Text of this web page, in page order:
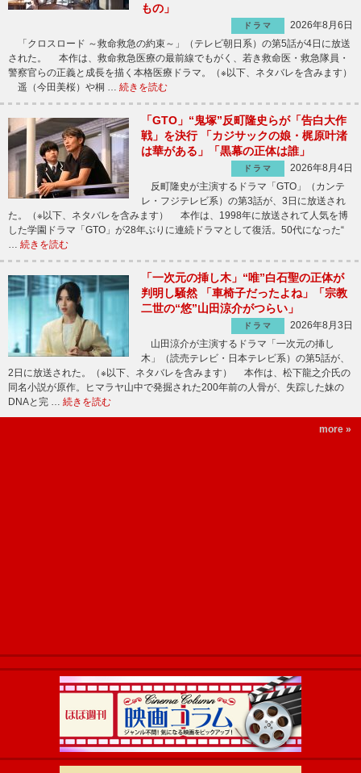
もの」
ドラマ
2026年8月6日
「クロスロード ～救命救急の約束～」（テレビ朝日系）の第5話が4日に放送
された。 本作は、救命救急医療の最前線でもがく、若き救命医・救急隊員・
警察官らの正義と成長を描く本格医療ドラマ。（※以下、ネタバレを含みます）
遥（今田美桜）や桐 … 続きを読む
「GTO」“鬼塚”反町隆史らが「告白大作
戦」を決行 「カジサックの娘・梶原叶渚
は華がある」「黒幕の正体は誰」
ドラマ
2026年8月4日
反町隆史が主演するドラマ「GTO」（カンテ
レ・フジテレビ系）の第3話が、3日に放送され
た。（※以下、ネタバレを含みます） 本作は、1998年に放送されて人気を博
した学園ドラマ「GTO」が28年ぶりに連続ドラマとして復活。50代になった“
続きを読む
「一次元の挿し木」“唯”白石聖の正体が
判明し騒然 「車椅子だったよね」「宗教
二世の“悠”山田涼介がつらい」
ドラマ
2026年8月3日
山田涼介が主演するドラマ「一次元の挿し
木」（読売テレビ・日本テレビ系）の第5話が、
2日に放送された。（※以下、ネタバレを含みます） 本作は、松下龍之介氏の
同名小説が原作。ヒマラヤ山中で発掘された200年前の人骨が、失踪した妹の
DNAと完 … 続きを読む
more »